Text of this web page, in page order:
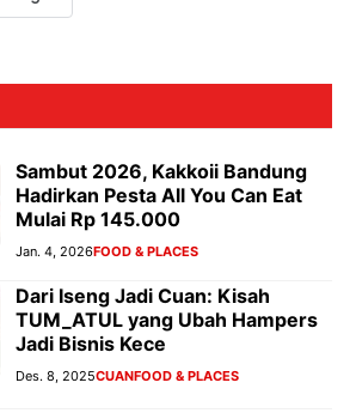
Sambut 2026, Kakkoii Bandung
Hadirkan Pesta All You Can Eat
Mulai Rp 145.000
Jan. 4, 2026FOOD & PLACES
Dari Iseng Jadi Cuan: Kisah
TUM_ATUL yang Ubah Hampers
Jadi Bisnis Kece
Des. 8, 2025CUANFOOD & PLACES